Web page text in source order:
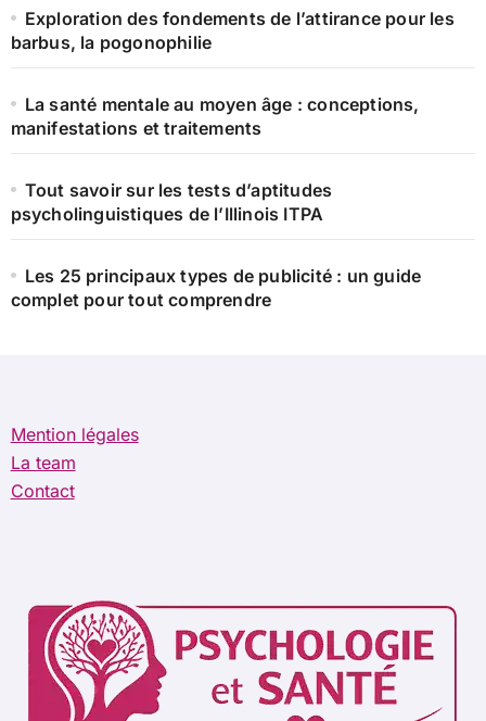
Exploration des fondements de l’attirance pour les
barbus, la pogonophilie
La santé mentale au moyen âge : conceptions,
manifestations et traitements
Tout savoir sur les tests d’aptitudes
psycholinguistiques de l’Illinois ITPA
Les 25 principaux types de publicité : un guide
complet pour tout comprendre
Mention légales
La team
Contact